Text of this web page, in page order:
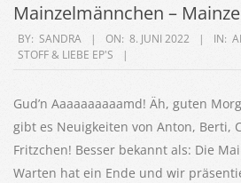
Mainzelmännchen –
2022-
06-
BY: SANDRA ON: 8. JUNI 2022 IN:
STOFF & LIEBE EP'S
Gud’n Aaaaaaaaaamd! Äh, guten
gibt es Neuigkeiten von Anton, Berti,
Fritzchen! Besser bekannt als: Die
Warten hat ein Ende und wir